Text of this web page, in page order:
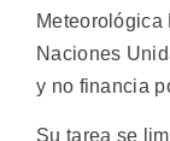
Meteorológica
Naciones
y no financia
Su tarea se